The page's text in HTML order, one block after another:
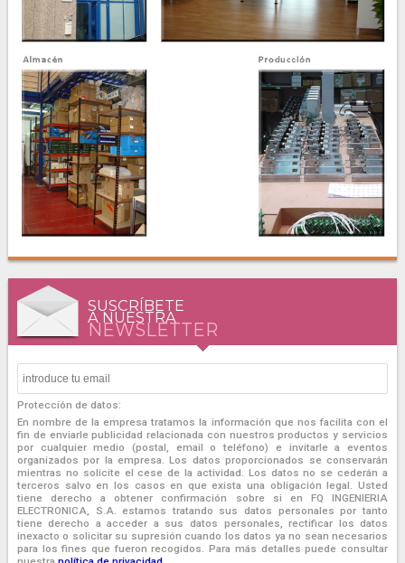
SUSCRÍBETE
A NUESTRA
NEWSLETTER
Protección de datos:
En nombre de la empresa tratamos la información que nos facilita con el
fin de enviarle publicidad relacionada con nuestros productos y servicios
por cualquier medio (postal, email o teléfono) e invitarle a eventos
organizados por la empresa. Los datos proporcionados se conservarán
mientras no solicite el cese de la actividad. Los datos no se cederán a
terceros salvo en los casos en que exista una obligación legal. Usted
tiene derecho a obtener confirmación sobre si en FQ INGENIERIA
ELECTRONICA, S.A. estamos tratando sus datos personales por tanto
tiene derecho a acceder a sus datos personales, rectificar los datos
inexacto o solicitar su supresión cuando los datos ya no sean necesarios
para los fines que fueron recogidos. Para más detalles puede consultar